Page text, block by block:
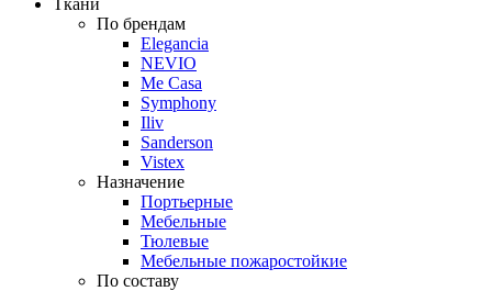
Ткани
По брендам
Elegancia
NEVIO
Me Casa
Symphony
Iliv
Sanderson
Vistex
Назначение
Портьерные
Мебельные
Тюлевые
Мебельные пожаростойкие
По составу